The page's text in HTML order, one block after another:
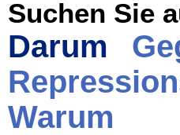
Suchen Sie
Darum
Warum